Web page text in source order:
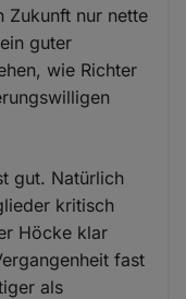
Zukunft nur nette
guter
wie Richter
gut. Natürlich
kritisch
Höcke klar
fast
als